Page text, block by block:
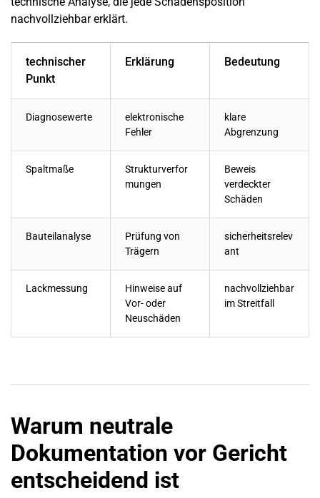
nachvollziehbar erklärt.
technischer
Punkt
Erklärung Bedeutung
Diagnosewerte
elektronische
Fehler
klare
Abgrenzung
Spaltmaße
Strukturverfor
mungen
Beweis
verdeckter
Schäden
Bauteilanalyse
Prüfung von
Trägern
sicherheitsrelev
ant
Lackmessung
Hinweise auf
Vor- oder
Neuschäden
nachvollziehbar
im Streitfall
Warum neutrale
Dokumentation vor Gericht
entscheidend ist